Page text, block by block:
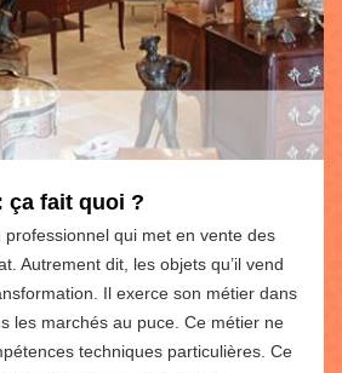
ça fait quoi ?
qui met en vente des
Autrement dit, les objets qu’il vend
Il exerce son métier dans
les marchés au puce. Ce métier ne
techniques particulières. Ce